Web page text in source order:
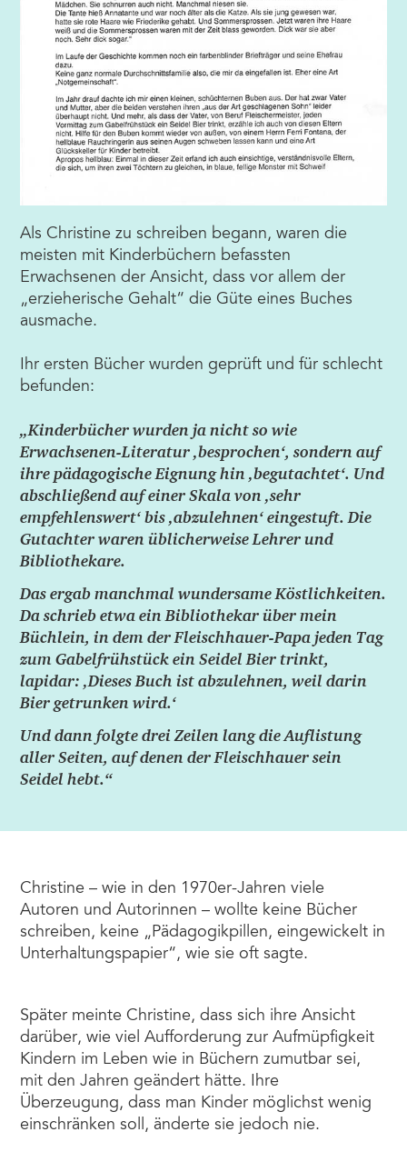
Als Christine zu schreiben begann, waren die
meisten mit Kinderbüchern befassten
Erwachsenen der Ansicht, dass vor allem der
„erzieherische Gehalt“ die Güte eines Buches
ausmache.
Ihr ersten Bücher wurden geprüft und für schlecht
befunden:
„Kinderbücher wurden ja nicht so wie
Erwachsenen-Literatur ‚besprochen‘, sondern auf
ihre pädagogische Eignung hin ‚begutachtet‘. Und
abschließend auf einer Skala von ‚sehr
empfehlenswert‘ bis ‚abzulehnen‘ eingestuft. Die
Gutachter waren üblicherweise Lehrer und
Bibliothekare.
Das ergab manchmal wundersame Köstlichkeiten.
Da schrieb etwa ein Bibliothekar über mein
Büchlein, in dem der Fleischhauer-Papa jeden Tag
zum Gabelfrühstück ein Seidel Bier trinkt,
lapidar: ‚Dieses Buch ist abzulehnen, weil darin
Bier getrunken wird.‘
Und dann folgte drei Zeilen lang die Auflistung
aller Seiten, auf denen der Fleischhauer sein
Seidel hebt.“
Christine – wie in den 1970er-Jahren viele
Autoren und Autorinnen – wollte keine Bücher
schreiben, keine „Pädagogikpillen, eingewickelt in
Unterhaltungspapier“, wie sie oft sagte.
Später meinte Christine, dass sich ihre Ansicht
darüber, wie viel Aufforderung zur Aufmüpfigkeit
Kindern im Leben wie in Büchern zumutbar sei,
mit den Jahren geändert hätte. Ihre
Überzeugung, dass man Kinder möglichst wenig
einschränken soll, änderte sie jedoch nie.